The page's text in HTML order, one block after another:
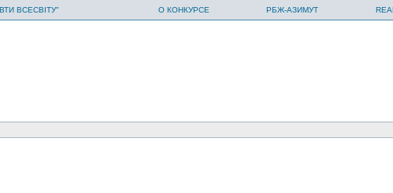
ВСЕСВІТУ" О КОНКУРСЕ РБЖ-АЗИМУТ